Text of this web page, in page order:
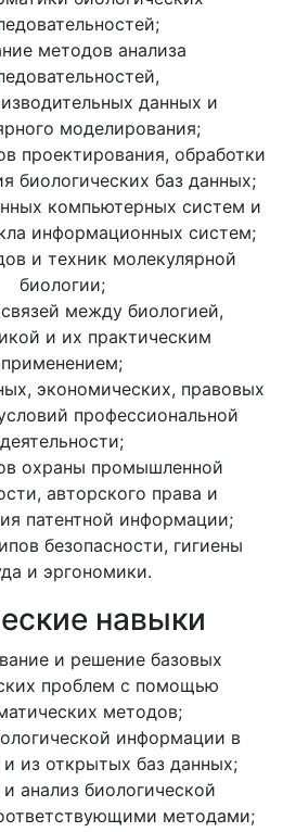
методов анализа
данных и
моделирования;
проектирования, обработки
биологических баз данных;
компьютерных систем и
информационных систем;
и техник молекулярной
биологии;
между биологией,
и их практическим
применением;
экономических, правовых
профессиональной
деятельности;
охраны промышленной
авторского права и
патентной информации;
безопасности, гигиены
и эргономики.
навыки
и решение базовых
проблем с помощью
методов;
информации в
из открытых баз данных;
анализ биологической
методами;